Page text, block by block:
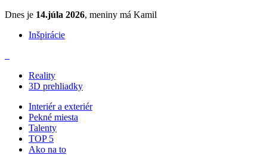
Dnes je 14.júla 2026, meniny má Kamil
Inšpirácie
Reality
3D prehliadky
Interiér a exteriér
Pekné miesta
Talenty
TOP 5
Ako na to